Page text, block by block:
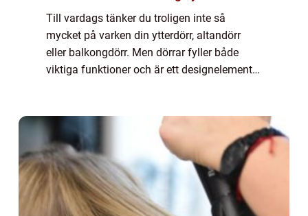
Till vardags tänker du troligen inte så
mycket på varken din ytterdörr, altandörr
eller balkongdörr. Men dörrar fyller både
viktiga funktioner och är ett designelement i